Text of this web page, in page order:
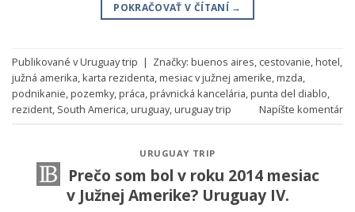
POKRAČOVAŤ V ČÍTANÍ →
Publikované vUruguay trip | Značky: buenos aires, cestovanie,hotel,
južná amerika,karta rezidenta,mesiac v južnej amerike,mzda,
podnikanie,pozemky,práca,právnická kancelária,punta del diablo,
rezident, South America,uruguay,uruguay trip Napíšte komentár
URUGUAY TRIP
Prečo som bol v roku 2014 mesiac
v Južnej Amerike? Uruguay IV.